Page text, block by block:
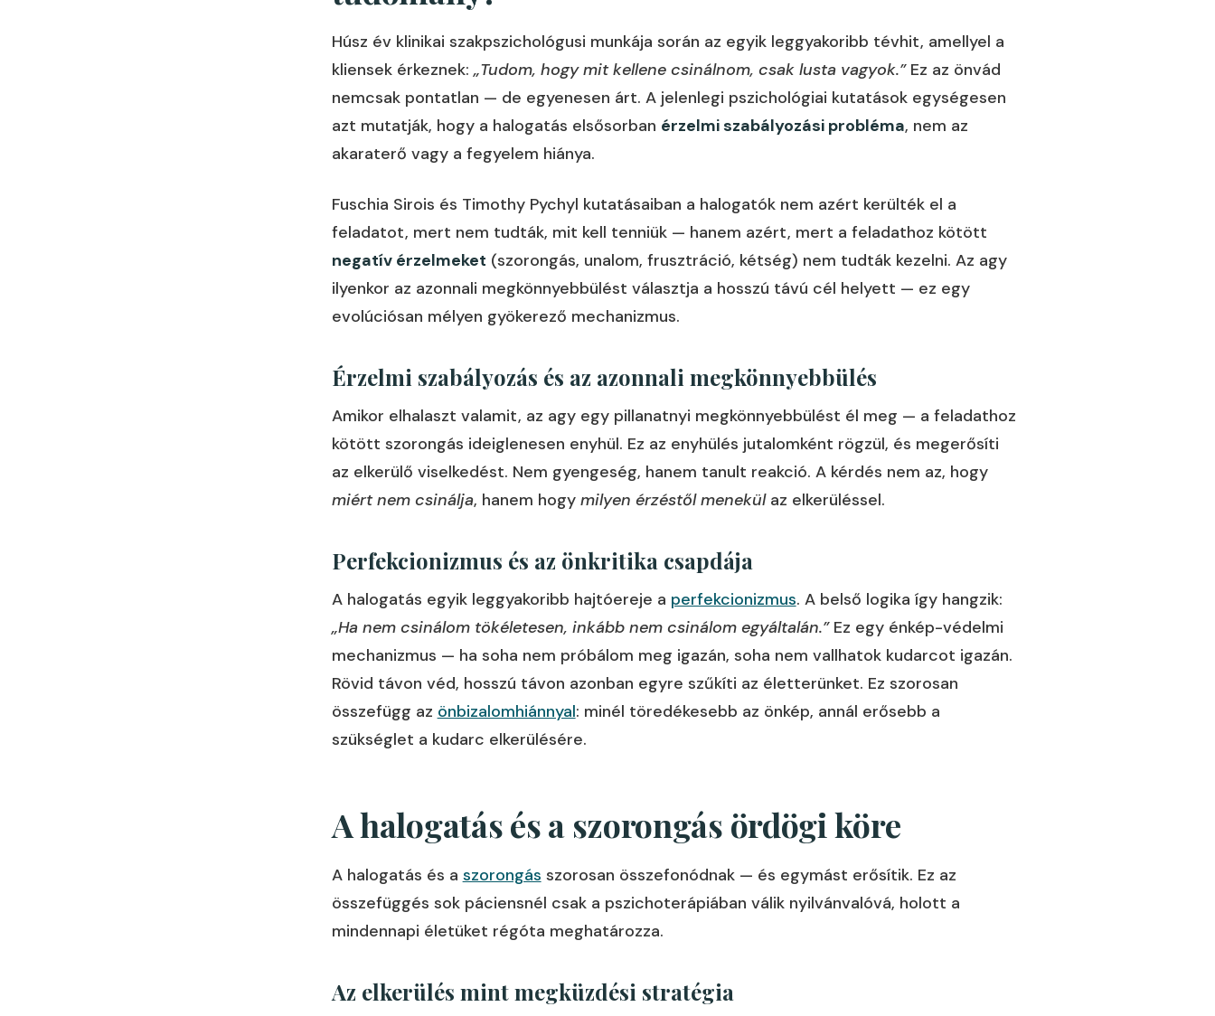
Húsz év klinikai szakpszichológusi munkája során az egyik leggyakoribb tévhit, amellyel a
kliensek érkeznek:„Tudom, hogy mit kellene csinálnom, csak lusta vagyok.”Ez az önvád
nemcsak pontatlan — de egyenesen árt. A jelenlegi pszichológiai kutatások egységesen
azt mutatják, hogy a halogatás elsősorban érzelmi szabályozási probléma, nem az
akaraterő vagy a fegyelem hiánya.
Fuschia Sirois és Timothy Pychyl kutatásaiban a halogatók nem azért kerülték el a
feladatot, mert nem tudták, mit kell tenniük — hanem azért, mert a feladathoz kötött
negatív érzelmeket (szorongás, unalom, frusztráció, kétség) nem tudták kezelni. Az agy
ilyenkor az azonnali megkönnyebbülést választja a hosszú távú cél helyett — ez egy
evolúciósan mélyen gyökerező mechanizmus.
Érzelmi szabályozás és az azonnali megkönnyebbülés
Amikor elhalaszt valamit, az agy egy pillanatnyi megkönnyebbülést él meg — a feladathoz
kötött szorongás ideiglenesen enyhül. Ez az enyhülés jutalomként rögzül, és megerősíti
az elkerülő viselkedést. Nem gyengeség, hanem tanult reakció. A kérdés nem az, hogy
miért nem csinálja, hanem hogy milyen érzéstől menekülaz elkerüléssel.
Perfekcionizmus és az önkritika csapdája
A halogatás egyik leggyakoribb hajtóereje a perfekcionizmus. A belső logika így hangzik:
„Ha nem csinálom tökéletesen, inkább nem csinálom egyáltalán.”Ez egy énkép-védelmi
mechanizmus — ha soha nem próbálom meg igazán, soha nem vallhatok kudarcot igazán.
Rövid távon véd, hosszú távon azonban egyre szűkíti az életterünket. Ez szorosan
összefügg az önbizalomhiánnyal: minél töredékesebb az önkép, annál erősebb a
szükséglet a kudarc elkerülésére.
A halogatás és a szorongás ördögi köre
A halogatás és a szorongás szorosan összefonódnak — és egymást erősítik. Ez az
összefüggés sok páciensnél csak a pszichoterápiában válik nyilvánvalóvá, holott a
mindennapi életüket régóta meghatározza.
Az elkerülés mint megküzdési stratégia